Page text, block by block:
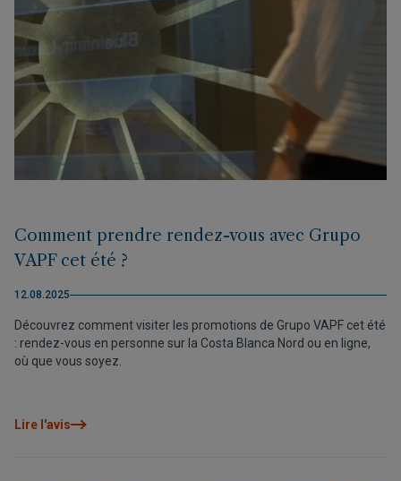
Comment prendre rendez-vous avec Grupo
VAPF cet été ?
12.08.2025
Découvrez comment visiter les promotions de Grupo VAPF cet été
: rendez-vous en personne sur la Costa Blanca Nord ou en ligne,
où que vous soyez.
Lire l'avis